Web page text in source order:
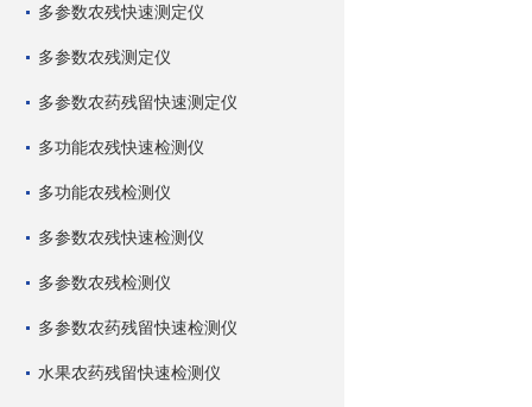
多参数农残快速测定仪
多参数农残测定仪
多参数农药残留快速测定仪
多功能农残快速检测仪
多功能农残检测仪
多参数农残快速检测仪
多参数农残检测仪
多参数农药残留快速检测仪
水果农药残留快速检测仪